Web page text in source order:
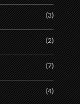
(3)
(2)
(7)
(4)